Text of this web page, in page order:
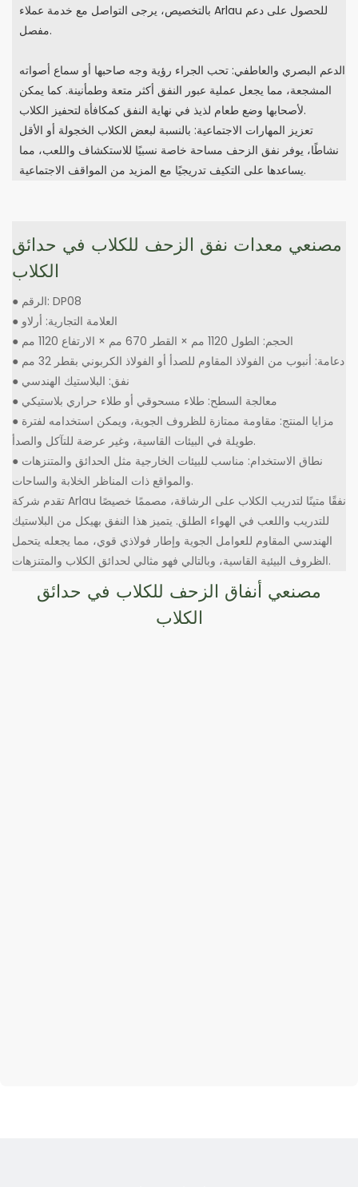
بالتخصيص، يرجى التواصل مع خدمة عملاء Arlau للحصول على دعم
مفصل.
الدعم البصري والعاطفي: تحب الجراء رؤية وجه صاحبها أو سماع أصواته
المشجعة، مما يجعل عملية عبور النفق أكثر متعة وطمأنينة. كما يمكن
لأصحابها وضع طعام لذيذ في نهاية النفق كمكافأة لتحفيز الكلاب.
تعزيز المهارات الاجتماعية: بالنسبة لبعض الكلاب الخجولة أو الأقل
نشاطًا، يوفر نفق الزحف مساحة خاصة نسبيًا للاستكشاف واللعب، مما
يساعدها على التكيف تدريجيًا مع المزيد من المواقف الاجتماعية.
مصنعي معدات نفق الزحف للكلاب في حدائق
الكلاب
● الرقم: DP08
● العلامة التجارية: أرلاو
● الحجم: الطول 1120 مم × القطر 670 مم × الارتفاع 1120 مم
● دعامة: أنبوب من الفولاذ المقاوم للصدأ أو الفولاذ الكربوني بقطر 32 مم
● نفق: البلاستيك الهندسي
● معالجة السطح: طلاء مسحوقي أو طلاء حراري بلاستيكي
● مزايا المنتج: مقاومة ممتازة للظروف الجوية، ويمكن استخدامه لفترة
طويلة في البيئات القاسية، وغير عرضة للتآكل والصدأ.
● نطاق الاستخدام: مناسب للبيئات الخارجية مثل الحدائق والمتنزهات
والمواقع ذات المناظر الخلابة والساحات.
تقدم شركة Arlau نفقًا متينًا لتدريب الكلاب على الرشاقة، مصممًا خصيصًا
للتدريب واللعب في الهواء الطلق. يتميز هذا النفق بهيكل من البلاستيك
الهندسي المقاوم للعوامل الجوية وإطار فولاذي قوي، مما يجعله يتحمل
الظروف البيئية القاسية، وبالتالي فهو مثالي لحدائق الكلاب والمتنزهات.
مصنعي أنفاق الزحف للكلاب في حدائق
الكلاب